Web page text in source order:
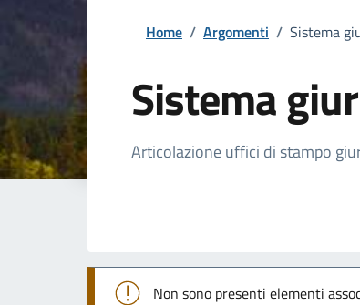
Home / Argomenti / Sistema
Sistema
Dettagli della
Articolazione uffici di stampo
Non sono presenti elementi